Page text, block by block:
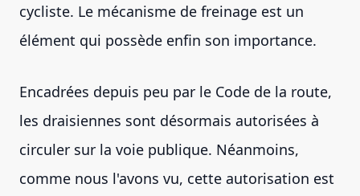
cycliste. Le mécanisme de freinage est un
élément qui possède enfin son importance.
Encadrées depuis peu par le Code de la route,
les draisiennes sont désormais autorisées à
circuler sur la voie publique. Néanmoins,
comme nous l'avons vu, cette autorisation est